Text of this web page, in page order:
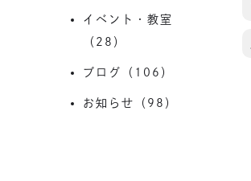
イベント・教室
（28）
ブログ（106）
お知らせ（98）